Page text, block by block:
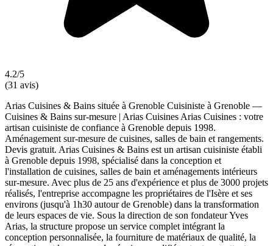
4.2/5
(31 avis)
Arias Cuisines & Bains située à Grenoble Cuisiniste à Grenoble —
Cuisines & Bains sur-mesure | Arias Cuisines Arias Cuisines : votre
artisan cuisiniste de confiance à Grenoble depuis 1998.
Aménagement sur-mesure de cuisines, salles de bain et rangements.
Devis gratuit. Arias Cuisines & Bains est un artisan cuisiniste établi
à Grenoble depuis 1998, spécialisé dans la conception et
l'installation de cuisines, salles de bain et aménagements intérieurs
sur-mesure. Avec plus de 25 ans d'expérience et plus de 3000 projets
réalisés, l'entreprise accompagne les propriétaires de l'Isère et ses
environs (jusqu'à 1h30 autour de Grenoble) dans la transformation
de leurs espaces de vie. Sous la direction de son fondateur Yves
Arias, la structure propose un service complet intégrant la
conception personnalisée, la fourniture de matériaux de qualité, la